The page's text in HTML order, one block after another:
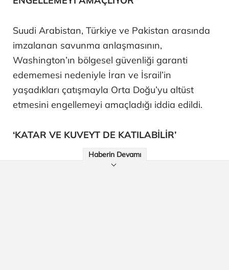
Suudi Arabistan, Türkiye ve Pakistan arasında
imzalanan savunma anlaşmasının,
Washington’ın bölgesel güvenliği garanti
edememesi nedeniyle İran ve İsrail’in
yaşadıkları çatışmayla Orta Doğu’yu altüst
etmesini engellemeyi amaçladığı iddia edildi.
‘KATAR VE KUVEYT DE KATILABİLİR’
Haberin Devamı